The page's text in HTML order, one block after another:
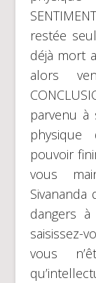
restée
déjà mort
alors
parvenu
pouvoir
vous
dangers
saisissez-
vous